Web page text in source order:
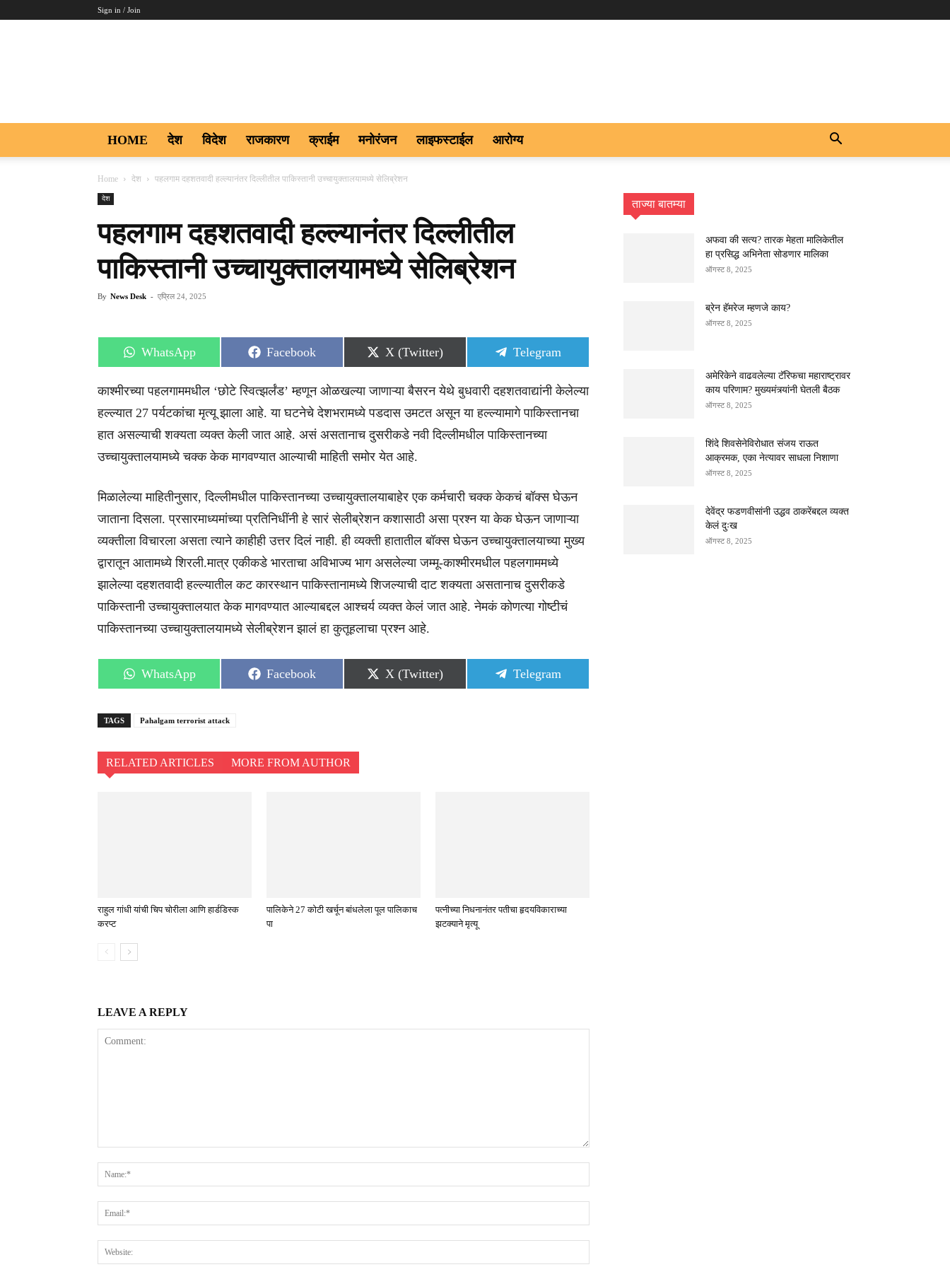
Sign in / Join
HOME देश विदेश राजकारण क्राईम मनोरंजन लाइफस्टाईल आरोग्य
Home देश पहलगाम दहशतवादी हल्ल्यानंतर दिल्लीतील पाकिस्तानी उच्चायुक्तालयामध्ये सेलिब्रेशन
देश
पहलगाम दहशतवादी हल्ल्यानंतर दिल्लीतील
पाकिस्तानी उच्चायुक्तालयामध्ये सेलिब्रेशन
By News Desk - एप्रिल 24, 2025
Share
on
WhatsApp
Share
on
Facebook
Share
on
X (Twitter)
Share
on
Telegram
काश्मीरच्या पहलगाममधील ‘छोटे स्वित्झर्लंड’ म्हणून ओळखल्या जाणाऱ्या बैसरन येथे बुधवारी दहशतवाद्यांनी केलेल्या
हल्ल्यात 27 पर्यटकांचा मृत्यू झाला आहे. या घटनेचे देशभरामध्ये पडदास उमटत असून या हल्ल्यामागे पाकिस्तानचा
हात असल्याची शक्यता व्यक्त केली जात आहे. असं असतानाच दुसरीकडे नवी दिल्लीमधील पाकिस्तानच्या
उच्चायुक्तालयामध्ये चक्क केक मागवण्यात आल्याची माहिती समोर येत आहे.
मिळालेल्या माहितीनुसार, दिल्लीमधील पाकिस्तानच्या उच्चायुक्तालयाबाहेर एक कर्मचारी चक्क केकचं बॉक्स घेऊन
जाताना दिसला. प्रसारमाध्यमांच्या प्रतिनिधींनी हे सारं सेलीब्रेशन कशासाठी असा प्रश्न या केक घेऊन जाणाऱ्या
व्यक्तीला विचारला असता त्याने काहीही उत्तर दिलं नाही. ही व्यक्ती हातातील बॉक्स घेऊन उच्चायुक्तालयाच्या मुख्य
द्वारातून आतामध्ये शिरली.मात्र एकीकडे भारताचा अविभाज्य भाग असलेल्या जम्मू-काश्मीरमधील पहलगाममध्ये
झालेल्या दहशतवादी हल्ल्यातील कट कारस्थान पाकिस्तानामध्ये शिजल्याची दाट शक्यता असतानाच दुसरीकडे
पाकिस्तानी उच्चायुक्तालयात केक मागवण्यात आल्याबद्दल आश्चर्य व्यक्त केलं जात आहे. नेमकं कोणत्या गोष्टीचं
पाकिस्तानच्या उच्चायुक्तालयामध्ये सेलीब्रेशन झालं हा कुतूहलाचा प्रश्न आहे.
Share
on
WhatsApp
Share
on
Facebook
Share
on
X (Twitter)
Share
on
Telegram
TAGS Pahalgam terrorist attack
RELATED ARTICLES MORE FROM AUTHOR
राहुल गांधी यांची चिप चोरीला आणि हार्डडिस्क
करप्ट
पालिकेने 27 कोटी खर्चून बांधलेला पूल पालिकाच
पा
पत्नीच्या निधनानंतर पतीचा हृदयविकाराच्या
झटक्याने मृत्यू
LEAVE A REPLY
ताज्या बातम्या
अफवा की सत्य? तारक मेहता मालिकेतील
हा प्रसिद्ध अभिनेता सोडणार मालिका
ऑगस्ट 8, 2025
ब्रेन हॅमरेज म्हणजे काय?
ऑगस्ट 8, 2025
अमेरिकेने वाढवलेल्या टॅरिफचा महाराष्ट्रावर
काय परिणाम? मुख्यमंत्र्यांनी घेतली बैठक
ऑगस्ट 8, 2025
शिंदे शिवसेनेविरोधात संजय राऊत
आक्रमक, एका नेत्यावर साधला निशाणा
ऑगस्ट 8, 2025
देवेंद्र फडणवीसांनी उद्धव ठाकरेंबद्दल व्यक्त
केलं दुःख
ऑगस्ट 8, 2025